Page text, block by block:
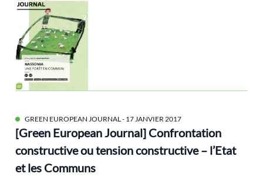
GREEN EUROPEAN JOURNAL- 17 JANVIER 2017
[Green European Journal] Confrontation
constructive ou tension constructive – l’Etat
et les Communs
Les Notes De La FEP
Les Verts
liberté
lieux
Malbouffe
Marches Climat
métropoles